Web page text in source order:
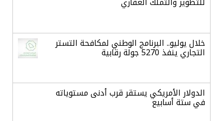
خلال يوليو.. البرنامج الوطني لمكافحة التستر
التجاري ينفذ 5270 جولة رقابية
الدولار الأمريكي يستقر قرب أدنى مستوياته
في ستة أسابيع